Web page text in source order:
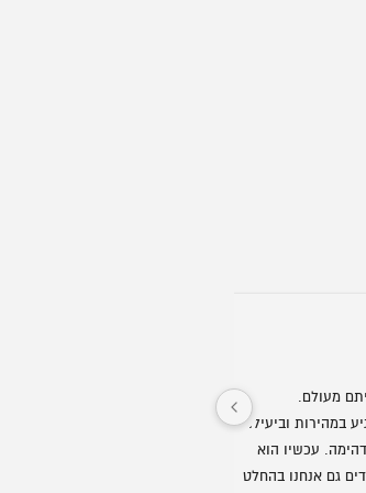
שירות ויחס אישי החל מהשניה הראשונה.
התקשרתי ומיד שלחו לי דגמים לבקשתי
בוואצאפ, תוך יעוץ והכוונה של מה כדאי עפ"י